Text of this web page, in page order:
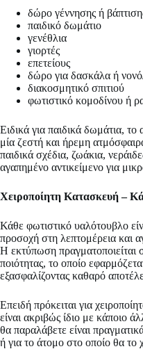
δώρο γέννησης ή
παιδικό δωμάτιο
γενέθλια
γιορτές
επετείους
δώρο για δασκάλα ή
διακοσμητικό σπιτιού
φωτιστικό κομοδίνου ή
Ειδικά για παιδικά δωμάτια,
μία ζεστή και ήρεμη
παιδικά σχέδια, ζωάκια,
αγαπημένο αντικείμενο για
Χειροποίητη Κατασκευή –
Κάθε φωτιστικό υαλότουβλο
προσοχή στη λεπτομέρεια και
Η εκτύπωση πραγματοποιείται
ποιότητας, το οποίο
εξασφαλίζοντας καθαρό
Επειδή πρόκειται για
είναι ακριβώς ίδιο με κάποιο
θα παραλάβετε είναι
ή για το άτομο στο οποίο θα το